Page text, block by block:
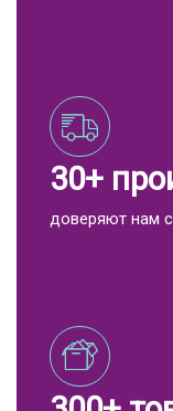
30+
доверяют нам